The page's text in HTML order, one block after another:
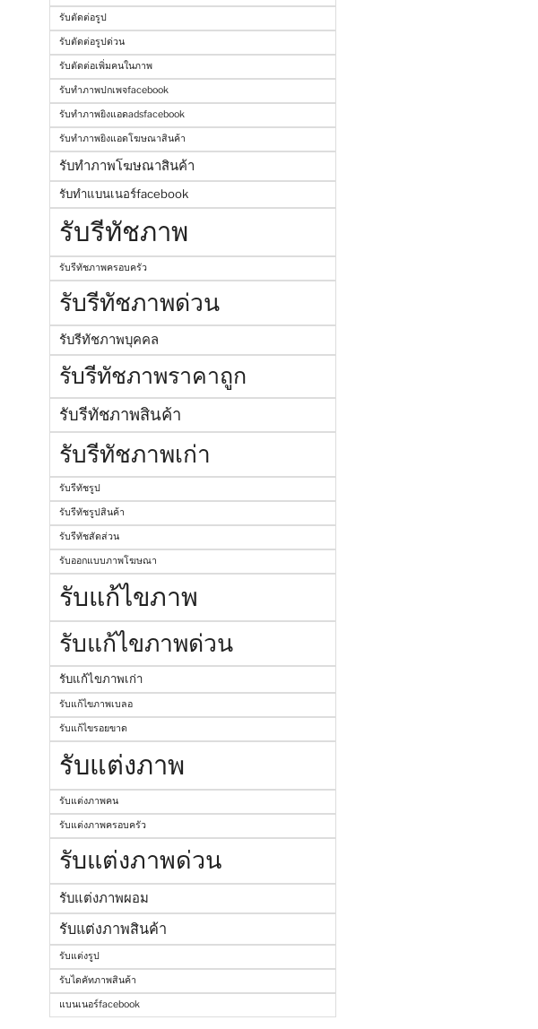
รับตัดต่อรูป
รับตัดต่อรูปด่วน
รับตัดต่อเพิ่มคนในภาพ
รับทำภาพปกเพจfacebook
รับทำภาพยิงแอดadsfacebook
รับทำภาพยิงแอดโฆษณาสินค้า
รับทำภาพโฆษณาสินค้า
รับทำแบนเนอร์facebook
รับรีทัชภาพ
รับรีทัชภาพครอบครัว
รับรีทัชภาพด่วน
รับรีทัชภาพบุคคล
รับรีทัชภาพราคาถูก
รับรีทัชภาพสินค้า
รับรีทัชภาพเก่า
รับรีทัชรูป
รับรีทัชรูปสินค้า
รับรีทัชสัดส่วน
รับออกแบบภาพโฆษณา
รับแก้ไขภาพ
รับแก้ไขภาพด่วน
รับแก้ไขภาพเก่า
รับแก้ไขภาพเบลอ
รับแก้ไขรอยขาด
รับแต่งภาพ
รับแต่งภาพคน
รับแต่งภาพครอบครัว
รับแต่งภาพด่วน
รับแต่งภาพผอม
รับแต่งภาพสินค้า
รับแต่งรูป
รับไดคัทภาพสินค้า
แบนเนอร์facebook